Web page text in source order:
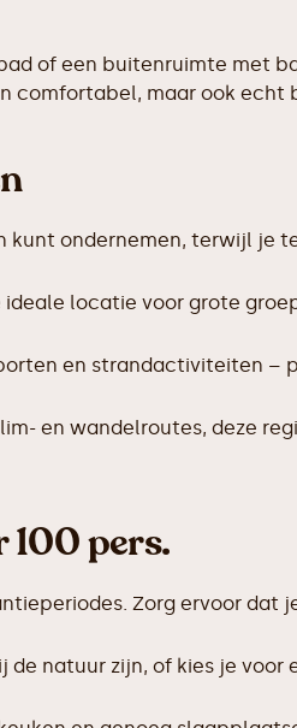
of een buitenruimte met
comfortabel, maar ook echt
ondernemen, terwijl je
locatie voor grote
en strandactiviteiten –
en wandelroutes, deze
100 pers.
Zorg ervoor dat
natuur zijn, of kies je